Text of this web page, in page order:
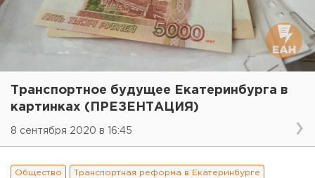
Транспортное будущее Екатеринбурга в
картинках (ПРЕЗЕНТАЦИЯ)
8 сентября 2020 в 16:45
Общество Транспортная реформа в Екатеринбурге